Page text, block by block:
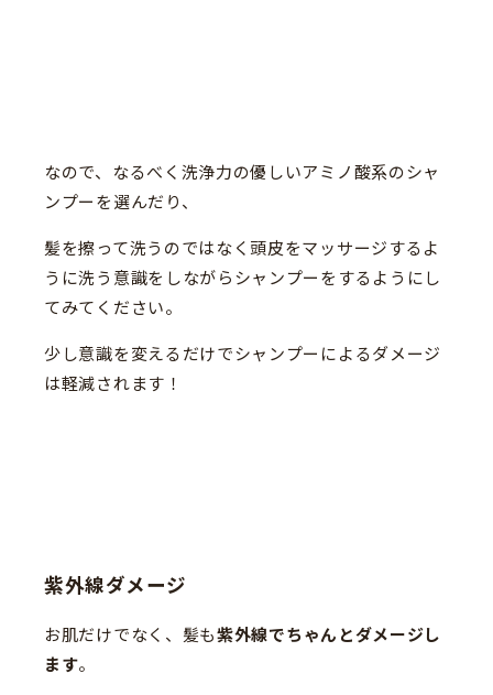
なので、なるべく洗浄力の優しいアミノ酸系のシャ
ンプーを選んだり、
髪を擦って洗うのではなく頭皮をマッサージするよ
うに洗う意識をしながらシャンプーをするようにし
てみてください。
少し意識を変えるだけでシャンプーによるダメージ
は軽減されます！
紫外線ダメージ
お肌だけでなく、髪も紫外線でちゃんとダメージし
ます。